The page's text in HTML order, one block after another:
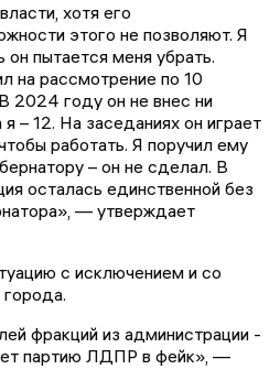
хотя его
этого не позволяют. Я
пытается меня убрать.
на рассмотрение по 10
2024 году он не внес ни
– 12. На заседаниях он играет
работать. Я поручил ему
– он не сделал. В
осталась единственной без
— утверждает
с исключением и со
фракций из администрации -
партию ЛДПР в фейк», —